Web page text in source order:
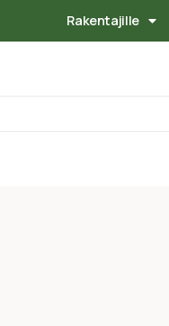
Rakentajille